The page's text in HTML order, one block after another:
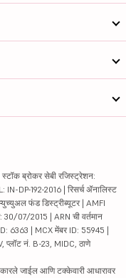
ब्रोकर सेबी रजिस्ट्रेशन:
IN-DP-192-2016 | रिसर्च ॲनालिस्ट
फंड डिस्ट्रीब्यूटर | AMFI
30/07/2015 | ARN ची वर्तमान
6363 | MCX मेंबर ID: 55945 |
प्लॉट नं. B-23, MIDC, ठाणे
जाईल आणि टक्केवारी आधारावर